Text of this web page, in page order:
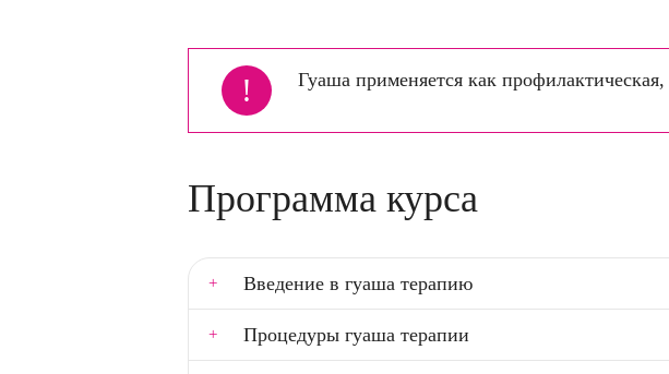
! Гуаша применяется как
Программа курса
Введение в гуаша терапию
Процедуры гуаша терапии